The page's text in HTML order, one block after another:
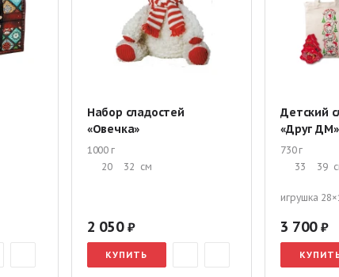
Набор сладостей
«Овечка»
1000 г
20
32 см
2 050
КУПИТЬ
Детский
«Друг ДМ»
730 г
33
39
игрушка
3 700